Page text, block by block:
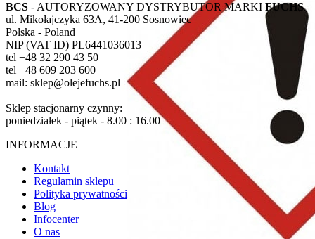
BCS - AUTORYZOWANY DYSTRYBUTOR MARKI FUCHS
ul. Mikołajczyka 63A, 41-200 Sosnowiec
Polska - Poland
NIP (VAT ID) PL6441036013
tel +48 32 290 43 50
tel +48 609 203 600
mail: sklep@olejefuchs.pl
Sklep stacjonarny czynny:
poniedziałek - piątek - 8.00 : 16.00
INFORMACJE
Kontakt
Regulamin sklepu
Polityka prywatności
Blog
Infocenter
O nas